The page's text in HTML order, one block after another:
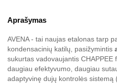
Aprašymas
AVENA - tai naujas etalonas tarp
kondensacinių katilų, pasižymintis
sukurtas vadovaujantis CHAPPEE
daugiau efektyvumo, daugiau
adaptyvinę dujų kontrolės sistemą